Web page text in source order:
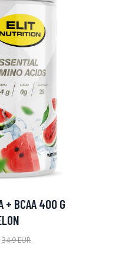
+ BCAA 400 G
34.9 EUR